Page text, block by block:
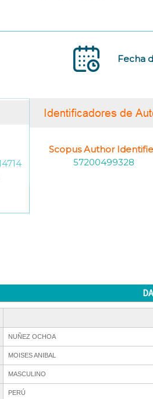
Fecha
Scopus Author
57200499328
NUÑEZ OCHOA
MOISES ANIBAL
MASCULINO
PERÚ